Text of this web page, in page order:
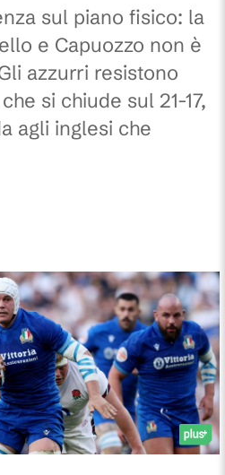
sul piano fisico: la
e Capuozzo non è
azzurri resistono
si chiude sul 21-17,
agli inglesi che